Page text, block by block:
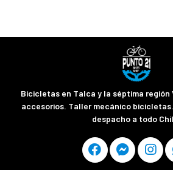
Bicicletas en Talca y la séptima
accesorios. Taller mecánico
despacho a todo